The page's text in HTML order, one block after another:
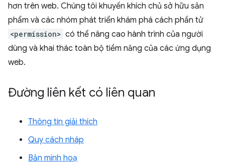
hơn trên web. Chúng tôi khuyến khích chủ sở hữu sản
phẩm và các nhóm phát triển khám phá cách phần tử
<permission> có thể nâng cao hành trình của người
dùng và khai thác toàn bộ tiềm năng của các ứng dụng
web.
Đường liên kết có liên quan
Thông tin giải thích
Quy cách nháp
Bản minh hoạ